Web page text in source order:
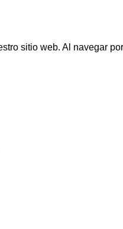
sitio web. Al navegar